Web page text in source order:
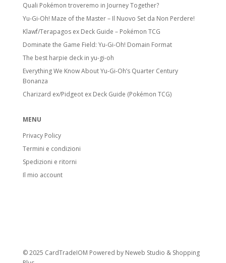
Quali Pokémon troveremo in Journey Together?
Yu-Gi-Oh! Maze of the Master – Il Nuovo Set da Non Perdere!
Klawf/Terapagos ex Deck Guide – Pokémon TCG
Dominate the Game Field: Yu-Gi-Oh! Domain Format
The best harpie deck in yu-gi-oh
Everything We Know About Yu-Gi-Oh’s Quarter Century
Bonanza
Charizard ex/Pidgeot ex Deck Guide (Pokémon TCG)
MENU
Privacy Policy
Termini e condizioni
Spedizioni e ritorni
Il mio account
© 2025 CardTradeIOM Powered by Neweb Studio & Shopping